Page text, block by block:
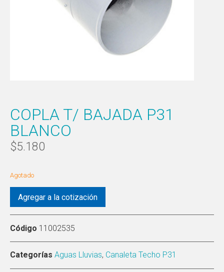
COPLA T/ BAJADA P31
BLANCO
$5.180
Agotado
Agregar a la cotización
Código 11002535
Categorías Aguas Lluvias, Canaleta Techo P31